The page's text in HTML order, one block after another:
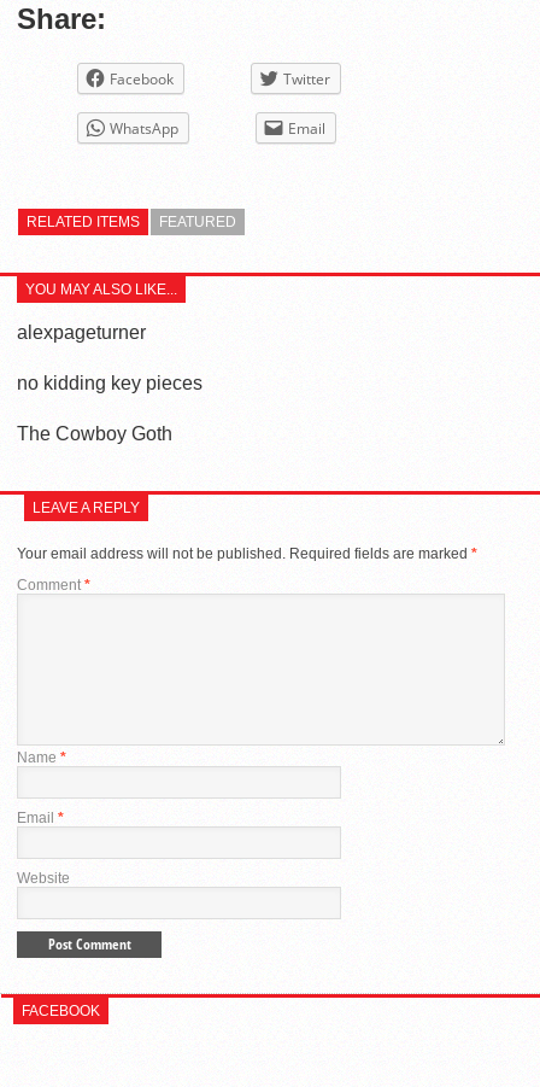
Share:
Facebook Twitter
WhatsApp Email
RELATED ITEMS FEATURED
YOU MAY ALSO LIKE...
alexpageturner
no kidding key pieces
The Cowboy Goth
LEAVE A REPLY
Your email address will not be published. Required fields are marked *
Comment*
Name *
Email *
Website
FACEBOOK